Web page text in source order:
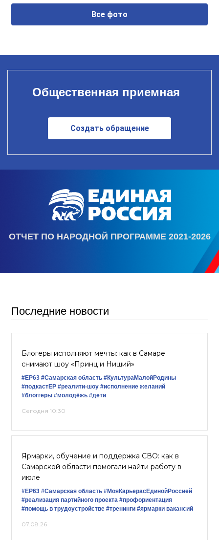
Все фото
Общественная приемная
Создать обращение
ОТЧЕТ ПО НАРОДНОЙ ПРОГРАММЕ 2021-2026
Последние новости
Блогеры исполняют мечты: как в Самаре
снимают шоу «Принц и Нищий»
#ЕР63 #Самарская область #КультураМалойРодины
#подкастЕР #реалити-шоу #исполнение желаний
#блоггеры #молодёжь #дети
Сегодня 10:30
Ярмарки, обучение и поддержка СВО: как в
Самарской области помогали найти работу в
июле
#ЕР63 #Самарская область #МояКарьерасЕдинойРоссией
#реализация партийного проекта #профориентация
#помощь в трудоустройстве #тренинги #ярмарки вакансий
07.08.26